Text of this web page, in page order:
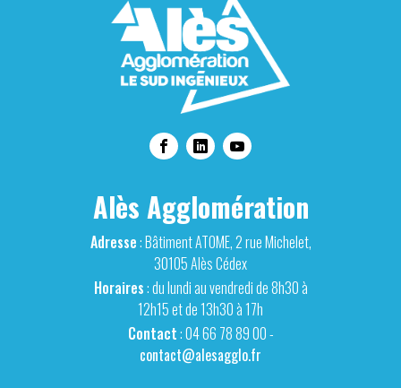
Alès Agglomération
Adresse: Bâtiment ATOME, 2 rue Michelet,
30105 Alès Cédex
Horaires: du lundi au vendredi de 8h30 à
12h15 et de 13h30 à 17h
Contact: 04 66 78 89 00 -
contact@alesagglo.fr